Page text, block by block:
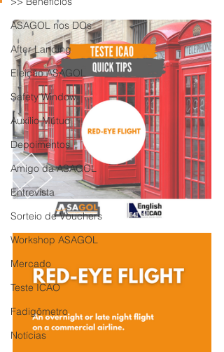
ASAGOL nos DOs
After Landing
Eleição ASAGOL
Safety Window
Auxílio Mútuo
Depoimentos
Amigo da ASAGOL
Entrevista
Sorteio de Vouchers
Workshop ASAGOL
Mercado
Teste ICAO
Fadigômetro
Notícias